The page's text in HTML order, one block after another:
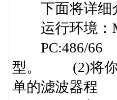
下面将详细介
运行环境：
PC:486/66
型。 (2)将你
单的滤波器程